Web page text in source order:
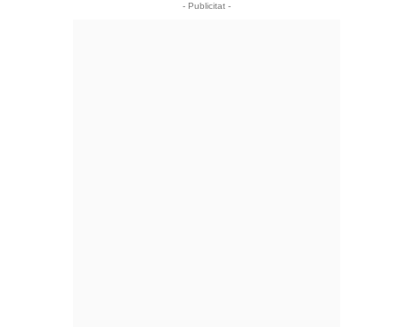
- Publicitat -